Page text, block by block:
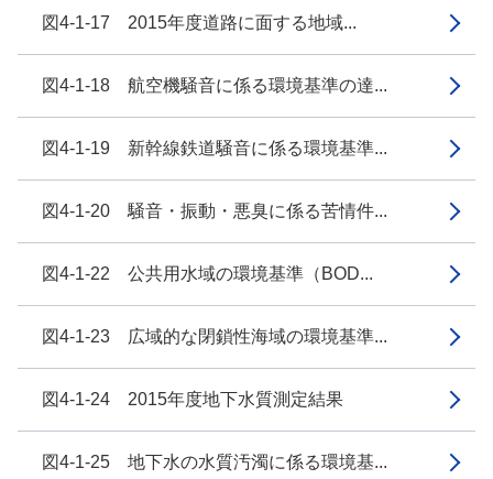
図4-1-17 2015年度道路に面する地域...
図4-1-18 航空機騒音に係る環境基準の達...
図4-1-19 新幹線鉄道騒音に係る環境基準...
図4-1-20 騒音・振動・悪臭に係る苦情件...
図4-1-22 公共用水域の環境基準（BOD...
図4-1-23 広域的な閉鎖性海域の環境基準...
図4-1-24 2015年度地下水質測定結果
図4-1-25 地下水の水質汚濁に係る環境基...